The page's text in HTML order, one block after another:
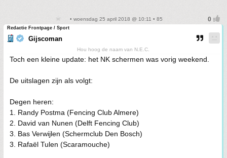
• woensdag 25 april 2018 @ 10:11 • 85
Redactie Frontpage / Sport
Gijscoman
Hou hoog de naam van N.E.C.
Toch een kleine update: het NK schermen was vorig weekend.
De uitslagen zijn als volgt:
Degen heren:
1. Randy Postma (Fencing Club Almere)
2. David van Nunen (Delft Fencing Club)
3. Bas Verwijlen (Schermclub Den Bosch)
3. Rafaël Tulen (Scaramouche)